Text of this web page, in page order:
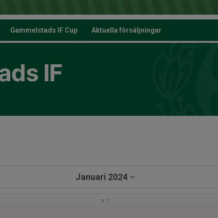
Gammelstads IF Cup Aktuella försäljningar
IF
Januari 2024
v.1